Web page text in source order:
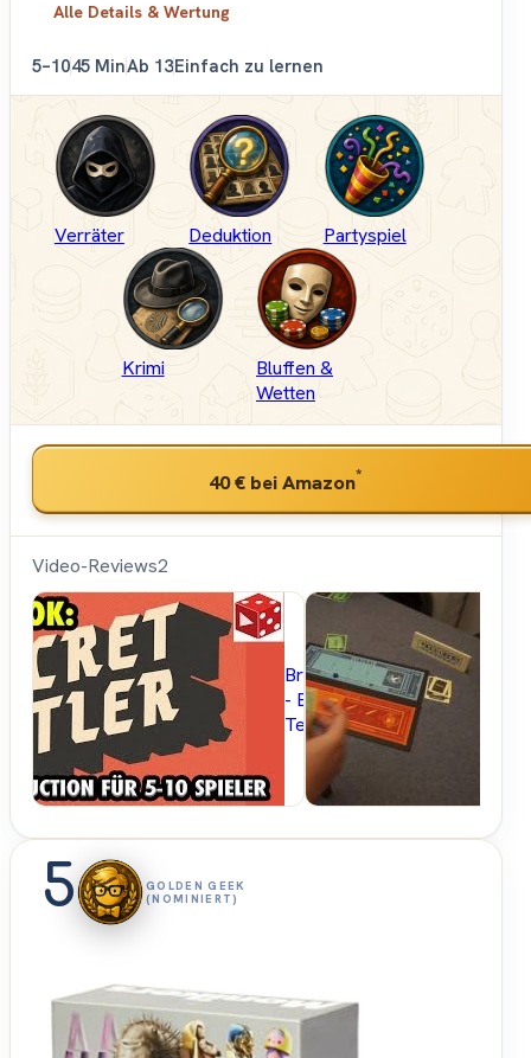
Alle Details & Wertung
5–1045 MinAb 13Einfach zu lernen
Verräter Deduktion Partyspiel
Krimi
Bluffen &
Wetten
40 € bei Amazon*
Video-Reviews2
Brettspielblog.net
- Brettspiele im
Test
5
GOLDEN GEEK
(NOMINIERT)